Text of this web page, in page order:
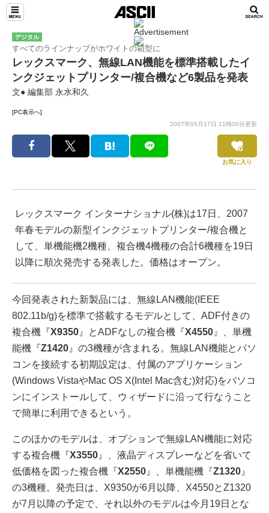
デジタル
すべてのラインナップがホワイトの箱型に
レックスマーク、無線LAN機能を標準搭載したイ
ンクジェットプリンター/複合機など6製品を発表
文● 編集部 永水和久
[PC表示へ]
2007年05月17日 11時00分更新
お気に入り
レックスマーク インターナショナル(株)は17日、2007
年春モデルの新型インクジェットプリンター/複合機と
して、単機能機2機種、複合機4機種の合計6機種を19日
以降に順次発売する発表した。価格はオープン。
今回発表された新製品には、無線LAN機能(IEEE
802.11b/g)を標準で搭載するモデルとして、ADF付きの
複合機『X9350 』とADFなしの複合機『X4550 』、単機
能機『Z1420 』の3機種が含まれる。無線LAN機能とパソ
コンを接続する初期設定は、付属のアプリケーション
(Windows VistaやMac OS X(Intel Mac含む)対応)をパソコ
ンにインストールして、ウィザードに沿って行なうこと
で簡単に利用できるという。
このほかのモデルは、オプションで無線LAN機能に対応
する複合機『X3550 』、液晶ディスプレーなどを省いて
低価格を図った複合機『X2550 』、単機能機『Z1320 』
の3機種。発売日は、X9350が6月以降、X4550とZ1320
が7月以降の予定で、それ以外のモデルは今月19日とな